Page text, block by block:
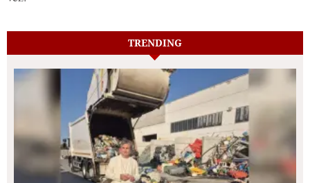
TRENDING